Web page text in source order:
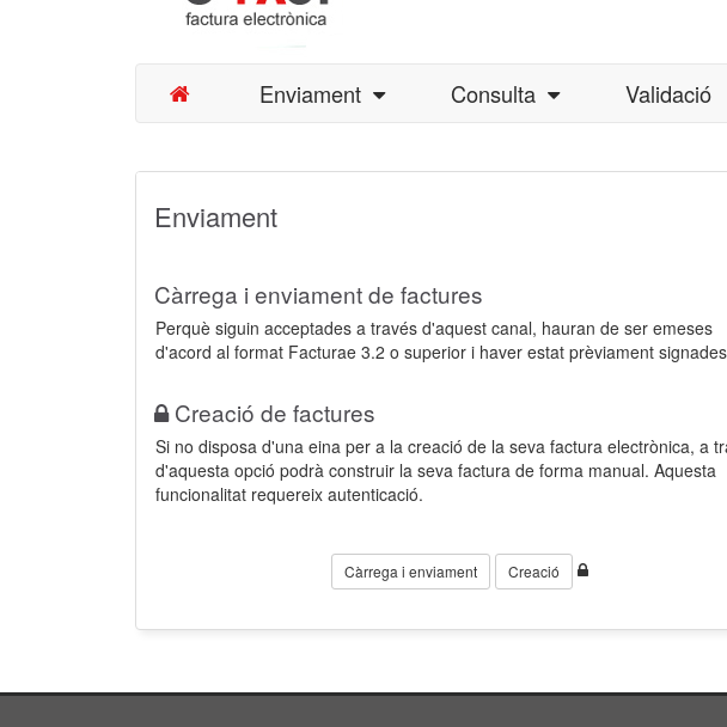
Enviament Consulta Validació
Enviament
Càrrega i enviament de factures
Perquè siguin acceptades a través d'aquest canal, hauran de ser emeses
d'acord al format Facturae 3.2 o superior i haver estat prèviament
Creació de factures
Si no disposa d'una eina per a la creació de la seva factura electrònica, a
d'aquesta opció podrà construir la seva factura de forma manual. Aquesta
funcionalitat requereix autenticació.
Càrrega i enviament Creació